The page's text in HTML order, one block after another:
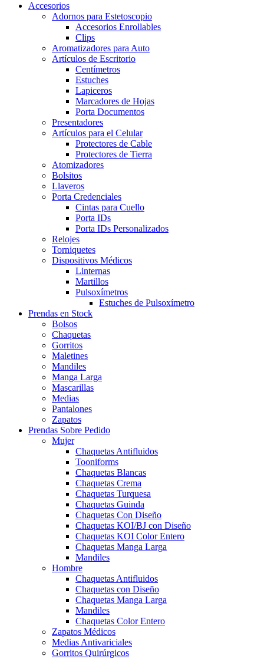
Accesorios
Adornos para Estetoscopio
Accesorios Enrollables
Clips
Aromatizadores para Auto
Artículos de Escritorio
Centímetros
Estuches
Lapiceros
Marcadores de Hojas
Porta Documentos
Presentadores
Artículos para el Celular
Protectores de Cable
Protectores de Tierra
Atomizadores
Bolsitos
Llaveros
Porta Credenciales
Cintas para Cuello
Porta IDs
Porta IDs Personalizados
Relojes
Torniquetes
Dispositivos Médicos
Linternas
Martillos
Pulsoxímetros
Estuches de Pulsoxímetro
Prendas en Stock
Bolsos
Chaquetas
Gorritos
Maletines
Mandiles
Manga Larga
Mascarillas
Medias
Pantalones
Zapatos
Prendas Sobre Pedido
Mujer
Chaquetas Antifluidos
Tooniforms
Chaquetas Blancas
Chaquetas Crema
Chaquetas Turquesa
Chaquetas Guinda
Chaquetas Con Diseño
Chaquetas KOI/BJ con Diseño
Chaquetas KOI Color Entero
Chaquetas Manga Larga
Mandiles
Hombre
Chaquetas Antifluidos
Chaquetas con Diseño
Chaquetas Manga Larga
Mandiles
Chaquetas Color Entero
Zapatos Médicos
Medias Antivariciales
Gorritos Quirúrgicos